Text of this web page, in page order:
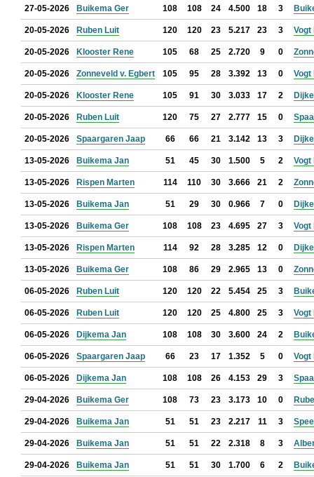
27-05-2026 Buikema Ger 108 108 24 4.500 18 3
20-05-2026 Ruben Luit 120 120 23 5.217 23 3 Vogt
20-05-2026 Klooster Rene 105 68 25 2.720 9 0
20-05-2026 Zonneveld v. Egbert 105 95 28 3.392 13 0 Vogt
20-05-2026 Klooster Rene 105 91 30 3.033 17 2
20-05-2026 Ruben Luit 120 75 27 2.777 15 0
20-05-2026 Spaargaren Jaap 66 66 21 3.142 13 3
13-05-2026 Buikema Jan 51 45 30 1.500 5 2 Vogt
13-05-2026 Rispen Marten 114 110 30 3.666 21 2
13-05-2026 Buikema Jan 51 29 30 0.966 7 0
13-05-2026 Buikema Ger 108 108 23 4.695 27 3 Vogt
13-05-2026 Rispen Marten 114 92 28 3.285 12 0
13-05-2026 Buikema Ger 108 86 29 2.965 13 0
06-05-2026 Ruben Luit 120 120 22 5.454 25 3
06-05-2026 Ruben Luit 120 120 25 4.800 25 3 Vogt
06-05-2026 Dijkema Jan 108 108 30 3.600 24 2
06-05-2026 Spaargaren Jaap 66 23 17 1.352 5 0 Vogt
06-05-2026 Dijkema Jan 108 108 26 4.153 29 3
29-04-2026 Buikema Ger 108 73 23 3.173 10 0
29-04-2026 Buikema Jan 51 51 23 2.217 11 3
29-04-2026 Buikema Jan 51 51 22 2.318 8 3
29-04-2026 Buikema Jan 51 51 30 1.700 6 2